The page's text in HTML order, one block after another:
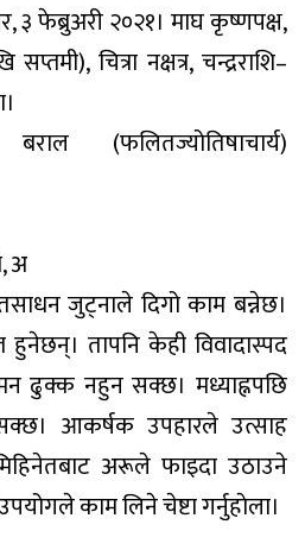
३ फेब्रुअरी २०२१। माघ कृष्णपक्ष,
चित्रा नक्षत्र, चन्द्रराशि–
(फलितज्योतिषाचार्य)
अ
जुट्नाले दिगो काम बन्नेछ।
हुनेछन्। तापनि केही विवादास्पद
मन ढुक्क नहुन सक्छ। मध्याह्नपछि
आकर्षक उपहारले उत्साह
अरूले फाइदा उठाउने
काम लिने चेष्टा गर्नुहाेला।